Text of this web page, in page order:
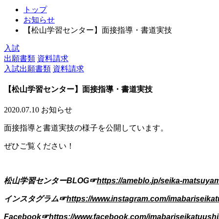
トップ
お知らせ
【松山学習センター】面接指導・書道実技
入試
出願書類 資料請求
入試出願書類 資料請求
【松山学習センター】面接指導・書道実技
2020.07.10 お知らせ
面接指導と書道実技の様子を公開しています。
ぜひご覧ください！
松山学習センターBLOG☞https://ameblo.jp/seika-
インスタグラム☞https://www.instagram.com/
Facebook☞https://www.facebook.com/